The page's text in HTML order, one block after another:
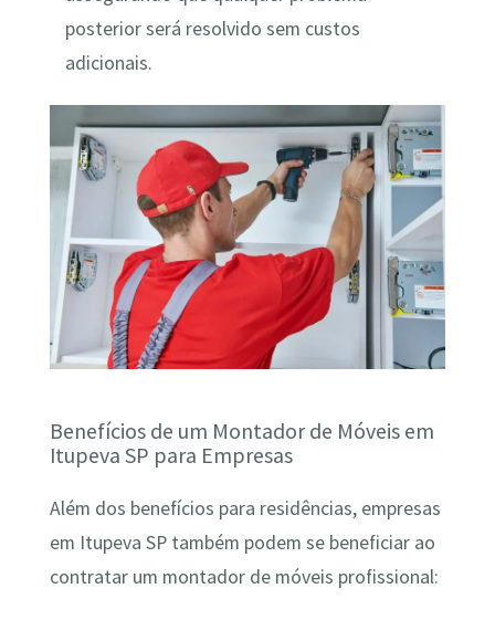
posterior será resolvido sem custos
adicionais.
Benefícios de um Montador de Móveis em
Itupeva SP para Empresas
Além dos benefícios para residências, empresas
em Itupeva SP também podem se beneficiar ao
contratar um montador de móveis profissional: